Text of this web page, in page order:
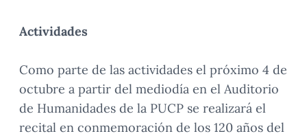
Actividades
Como parte de las actividades el próximo 4 de
octubre a partir del mediodía en el Auditorio
de Humanidades de la PUCP se realizará el
recital en conmemoración de los 120 años del